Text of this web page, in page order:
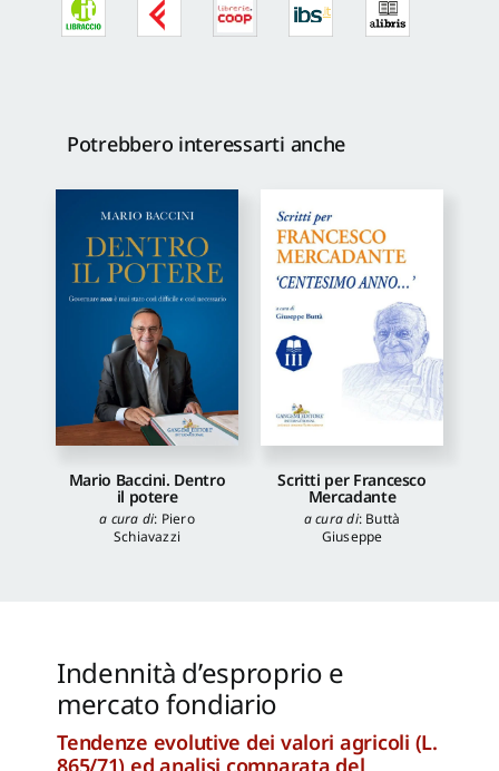
Potrebbero interessarti anche
Mario Baccini. Dentro
il potere
a cura di: Piero
Schiavazzi
Scritti per Francesco
Mercadante
a cura di: Buttà
Giuseppe
Indennità d’esproprio e
mercato fondiario
Tendenze evolutive dei valori agricoli (L.
865/71) ed analisi comparata del